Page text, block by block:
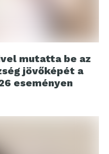
mutatta be az
jövőképét a
eseményen